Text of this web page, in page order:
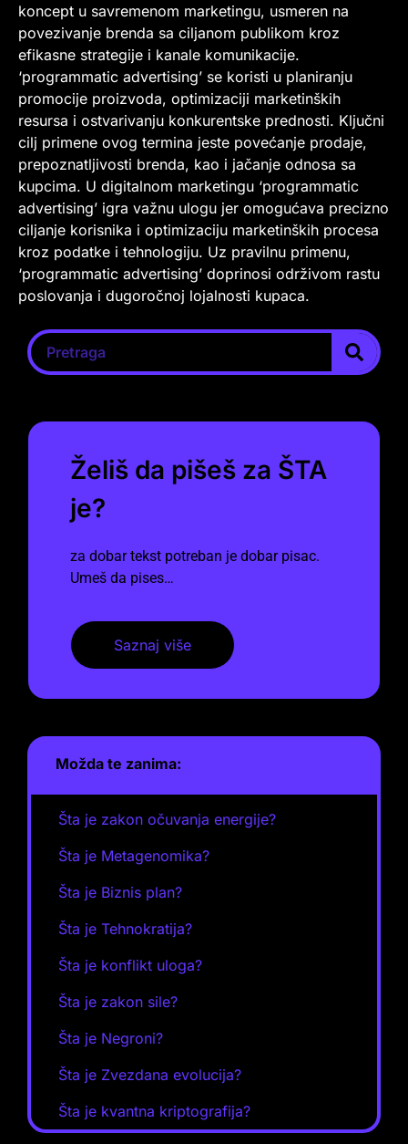
koncept u savremenom marketingu, usmeren na
povezivanje brenda sa ciljanom publikom kroz
efikasne strategije i kanale komunikacije.
‘programmatic advertising’ se koristi u planiranju
promocije proizvoda, optimizaciji marketinških
resursa i ostvarivanju konkurentske prednosti. Ključni
cilj primene ovog termina jeste povećanje prodaje,
prepoznatljivosti brenda, kao i jačanje odnosa sa
kupcima. U digitalnom marketingu ‘programmatic
advertising’ igra važnu ulogu jer omogućava precizno
ciljanje korisnika i optimizaciju marketinških procesa
kroz podatke i tehnologiju. Uz pravilnu primenu,
‘programmatic advertising’ doprinosi održivom rastu
poslovanja i dugoročnoj lojalnosti kupaca.
Želiš da pišeš za ŠTA
je?
za dobar tekst potreban je dobar pisac.
Umeš da pises…
Saznaj više
Možda te zanima:
Šta je zakon očuvanja energije?
Šta je Metagenomika?
Šta je Biznis plan?
Šta je Tehnokratija?
Šta je konflikt uloga?
Šta je zakon sile?
Šta je Negroni?
Šta je Zvezdana evolucija?
Šta je kvantna kriptografija?